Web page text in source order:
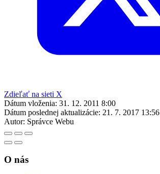
Zdieľať na sieti X
Dátum vloženia: 31. 12. 2011 8:00
Dátum poslednej aktualizácie: 21. 7. 2017 13:56
Autor: Správce Webu
O nás